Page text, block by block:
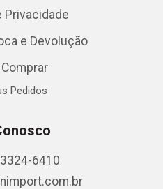
Privacidade
e Devolução
Pedidos
6410